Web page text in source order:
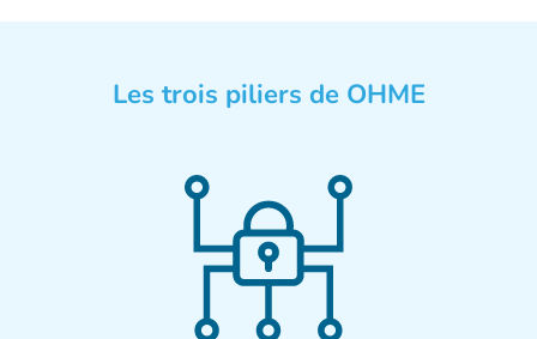
Les trois piliers de OHME